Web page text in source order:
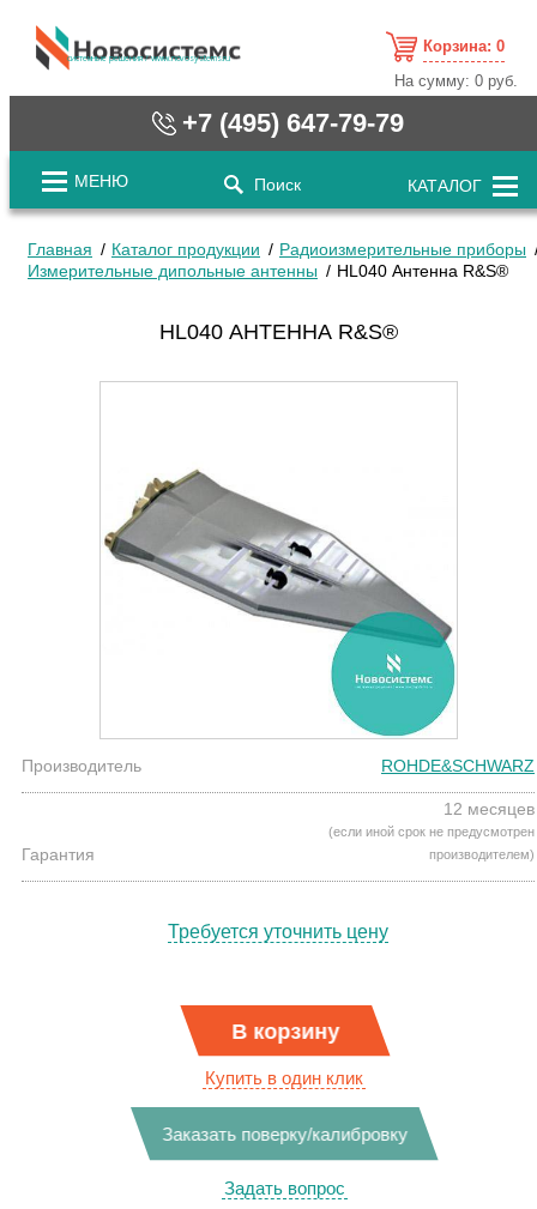
cистемные решения / www.novosystems.ru
Корзина: 0
На сумму:0 руб.
+7 (495) 647-79-79
МЕНЮ Поиск КАТАЛОГ
Главная Каталог продукции
Радиоизмерительные приборы
Измерительные дипольные антенны
HL040 Антенна R&S®
HL040 АНТЕННА R&S®
Производитель ROHDE&SCHWARZ
Гарантия
12 месяцев
(если иной срок не предусмотрен
производителем)
Требуется уточнить цену
В корзину
Купить в один клик
Заказать поверку/калибровку
Задать вопрос